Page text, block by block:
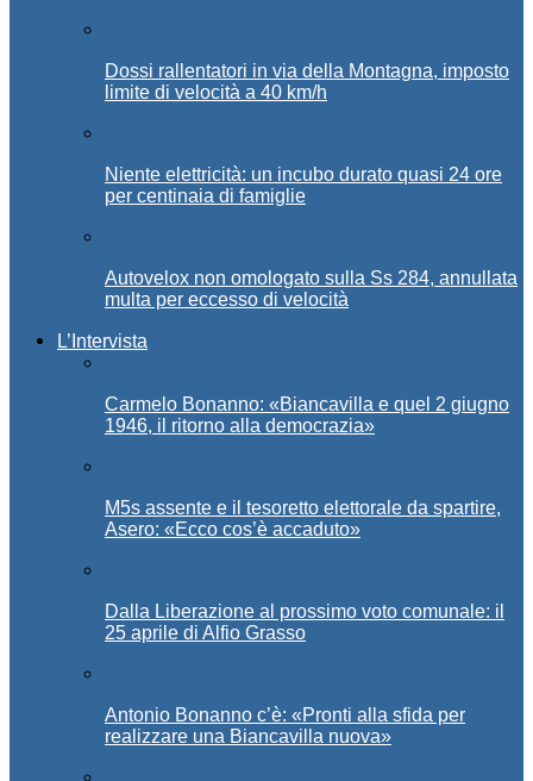
Dossi rallentatori in via della Montagna, imposto
limite di velocità a 40 km/h
Niente elettricità: un incubo durato quasi 24 ore
per centinaia di famiglie
Autovelox non omologato sulla Ss 284, annullata
multa per eccesso di velocità
L’Intervista
Carmelo Bonanno: «Biancavilla e quel 2 giugno
1946, il ritorno alla democrazia»
M5s assente e il tesoretto elettorale da spartire,
Asero: «Ecco cos’è accaduto»
Dalla Liberazione al prossimo voto comunale: il
25 aprile di Alfio Grasso
Antonio Bonanno c’è: «Pronti alla sfida per
realizzare una Biancavilla nuova»